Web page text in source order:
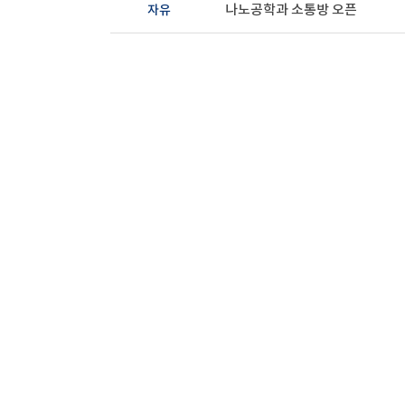
자유 나노공학과 소통방 오픈